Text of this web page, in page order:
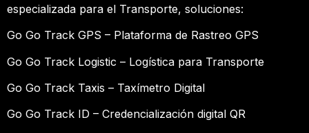
especializada para el Transporte, soluciones:
Go Go Track GPS – Plataforma de Rastreo GPS
Go Go Track Logistic – Logística para Transporte
Go Go Track Taxis – Taxímetro Digital
Go Go Track ID – Credencialización digital QR